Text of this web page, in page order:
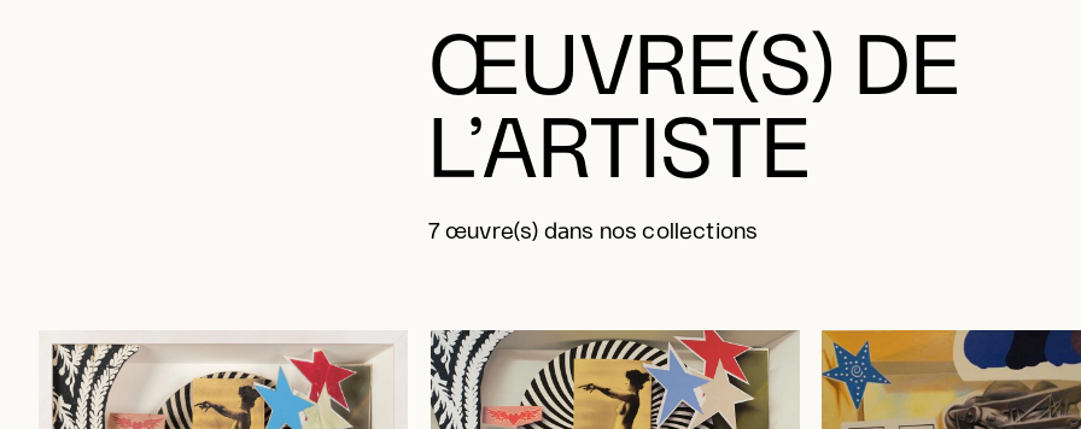
ŒUVRE(S) DE
L’ARTISTE
7 œuvre(s) dans nos collections